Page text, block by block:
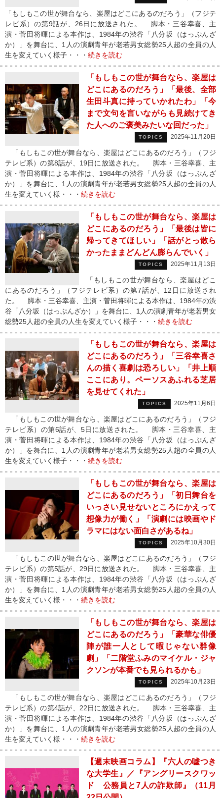
「もしもこの世が舞台なら、楽屋はどこにあるのだろう」（フジテ
レビ系）の第9話が、26日に放送された。 脚本・三谷幸喜、主
演・菅田将暉による本作は、1984年の渋谷「八分坂（はっぷんざ
か）」を舞台に、1人の演劇青年が老若男女総勢25人超の全員の人
生を変えていく様子・・・ 続きを読む
「もしもこの世が舞台なら、楽屋は
どこにあるのだろう」「最後、全部
生田斗真に持っていかれたわ」「今
まで文句を言いながらも見続けてき
た人へのご褒美みたいな回だった」
TOPICS 2025年11月20日
「もしもこの世が舞台なら、楽屋はどこにあるのだろう」（フジ
テレビ系）の第8話が、19日に放送された。 脚本・三谷幸喜、主
演・菅田将暉による本作は、1984年の渋谷「八分坂（はっぷんざ
か）」を舞台に、1人の演劇青年が老若男女総勢25人超の全員の人
生を変えていく様・・・ 続きを読む
「もしもこの世が舞台なら、楽屋は
どこにあるのだろう」「最後は皆に
帰ってきてほしい」「話がとっ散ら
かったままどんどん膨らんでいく」
TOPICS 2025年11月13日
「もしもこの世が舞台なら、楽屋はどこ
にあるのだろう」（フジテレビ系）の第7話が、12日に放送され
た。 脚本・三谷幸喜、主演・菅田将暉による本作は、1984年の渋
谷「八分坂（はっぷんざか）」を舞台に、1人の演劇青年が老若男女
総勢25人超の全員の人生を変えていく様子・・・ 続きを読む
「もしもこの世が舞台なら、楽屋は
どこにあるのだろう」「三谷幸喜さ
んの描く喜劇は恐ろしい」「井上順
ここにあり。ペーソスあふれる芝居
を見せてくれた」
TOPICS 2025年11月6日
「もしもこの世が舞台なら、楽屋はどこにあるのだろう」（フジ
テレビ系）の第6話が、5日に放送された。 脚本・三谷幸喜、主
演・菅田将暉による本作は、1984年の渋谷「八分坂（はっぷんざ
か）」を舞台に、1人の演劇青年が老若男女総勢25人超の全員の人
生を変えていく様子・・・ 続きを読む
「もしもこの世が舞台なら、楽屋は
どこにあるのだろう」「初日舞台を
いっさい見せないところにかえって
想像力が働く」「演劇には映画やド
ラマにはない面白さがあるね」
TOPICS 2025年10月30日
「もしもこの世が舞台なら、楽屋はどこにあるのだろう」（フジ
テレビ系）の第5話が、29日に放送された。 脚本・三谷幸喜、主
演・菅田将暉による本作は、1984年の渋谷「八分坂（はっぷんざ
か）」を舞台に、1人の演劇青年が老若男女総勢25人超の全員の人
生を変えていく様・・・ 続きを読む
「もしもこの世が舞台なら、楽屋は
どこにあるのだろう」「豪華な俳優
陣が誰一人として暇じゃない群像
劇」「二階堂ふみのマイケル・ジャ
クソンが本番でも見られるかも」
TOPICS 2025年10月23日
「もしもこの世が舞台なら、楽屋はどこにあるのだろう」（フジ
テレビ系）の第4話が、22日に放送された。 脚本・三谷幸喜、主
演・菅田将暉による本作は、1984年の渋谷「八分坂（はっぷんざ
か）」を舞台に、1人の演劇青年が老若男女総勢25人超の全員の人
生を変えていく様・・・ 続きを読む
【週末映画コラム】『六人の嘘つき
な大学生』／『アングリースクワッ
ド 公務員と7人の詐欺師』（11月